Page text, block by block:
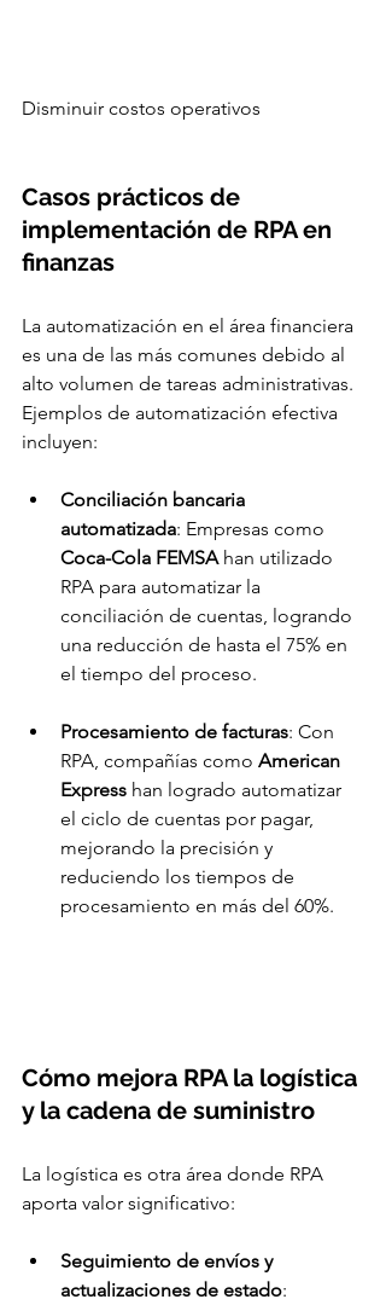
Disminuir costos operativos
Casos prácticos de
implementación de RPA en
finanzas
La automatización en el área financiera
es una de las más comunes debido al
alto volumen de tareas administrativas.
Ejemplos de automatización efectiva
incluyen:
Conciliación bancaria
automatizada: Empresas como
Coca-Cola FEMSA han utilizado
RPA para automatizar la
conciliación de cuentas, logrando
una reducción de hasta el 75% en
el tiempo del proceso.
Procesamiento de facturas: Con
RPA, compañías como American
Express han logrado automatizar
el ciclo de cuentas por pagar,
mejorando la precisión y
reduciendo los tiempos de
procesamiento en más del 60%.
Cómo mejora RPA la logística
y la cadena de suministro
La logística es otra área donde RPA
aporta valor significativo:
Seguimiento de envíos y
actualizaciones de estado: